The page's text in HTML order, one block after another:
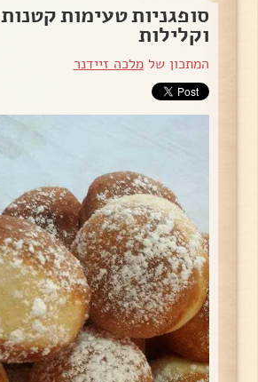
סופגניות טעימות קטנות
וקלילות
המתכון שלמלכה זיידנר